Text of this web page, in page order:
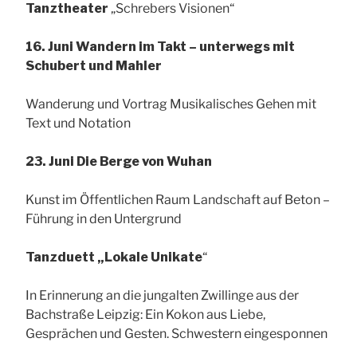
Tanztheater „Schrebers Visionen“
16. Juni Wandern im Takt – unterwegs mit
Schubert und Mahler
Wanderung und Vortrag Musikalisches Gehen mit
Text und Notation
23. Juni Die Berge von Wuhan
Kunst im Öffentlichen Raum Landschaft auf Beton –
Führung in den Untergrund
Tanzduett „Lokale Unikate“
In Erinnerung an die jungalten Zwillinge aus der
Bachstraße Leipzig: Ein Kokon aus Liebe,
Gesprächen und Gesten. Schwestern eingesponnen